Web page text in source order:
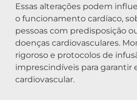
Essas alterações podem
o funcionamento cardíaco,
pessoas com predisposição
doenças cardiovasculares.
rigoroso e protocolos de
imprescindíveis para garantir
cardiovascular.